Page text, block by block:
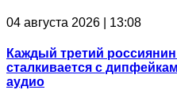
04 августа 2026 | 13:08
Каждый третий
сталкивается с
аудио